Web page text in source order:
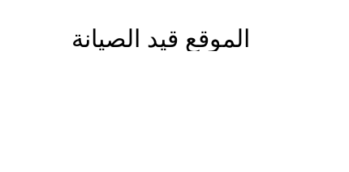
الموقع قيد الصيانة